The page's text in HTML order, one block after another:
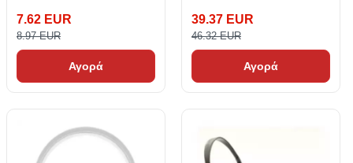
7.62 EUR
8.97 EUR
Αγορά
39.37 EUR
46.32 EUR
Αγορά